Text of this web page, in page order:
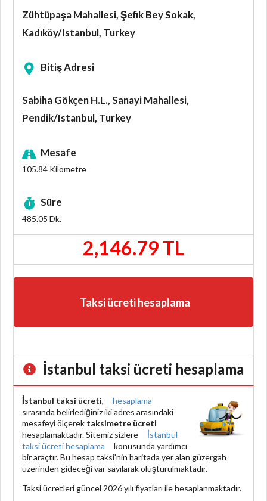
Zühtüpaşa Mahallesi, Şefik Bey Sokak,
Kadıköy/Istanbul, Turkey
Bitiş Adresi
Sabiha Gökçen H.L., Sanayi Mahallesi,
Pendik/Istanbul, Turkey
Mesafe
105.84 Kilometre
Süre
485.05 Dk.
2,146.79 TL
Taksi ücreti hesaplama
İstanbul taksi ücreti hesaplama
İstanbul taksi ücreti,
hesaplama
sırasında belirlediğiniz iki adres arasındaki
mesafeyi ölçerek taksimetre ücreti
hesaplamaktadır. Sitemiz sizlere
İstanbul
taksi ücreti hesaplama
konusunda yardımcı
bir araçtır. Bu hesap taksi'nin haritada yer alan güzergah
üzerinden gideceği var sayılarak oluşturulmaktadır.
Taksi ücretleri güncel 2026 yılı fiyatları ile hesaplanmaktadır.